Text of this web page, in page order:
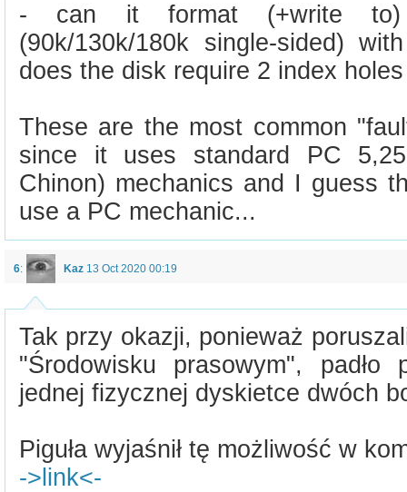
- can it format (+write to)
(90k/130k/180k single-sided)
does the disk require 2 index
These are the most common
since it uses standard PC
Chinon) mechanics and I guess
use a PC mechanic...
6: Kaz 13 Oct 2020 00:19
Tak przy okazji, ponieważ
"Środowisku prasowym",
jednej fizycznej dyskietce dwóch
Piguła wyjaśnił tę możliwość w
->link<-